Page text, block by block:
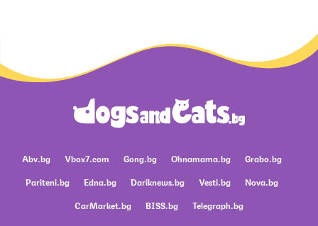
Abv.bg Vbox7.com Gong.bg Ohnamama.bg
Grabo.bg
Pariteni.bg
Edna.bg Dariknews.bg Vesti.bg
Nova.bg
CarMarket.bg
BISS.bg Telegraph.bg